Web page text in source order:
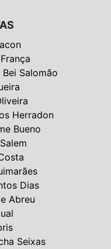
Salomão
Herradon
Bueno
Dias
Abreu
Seixas